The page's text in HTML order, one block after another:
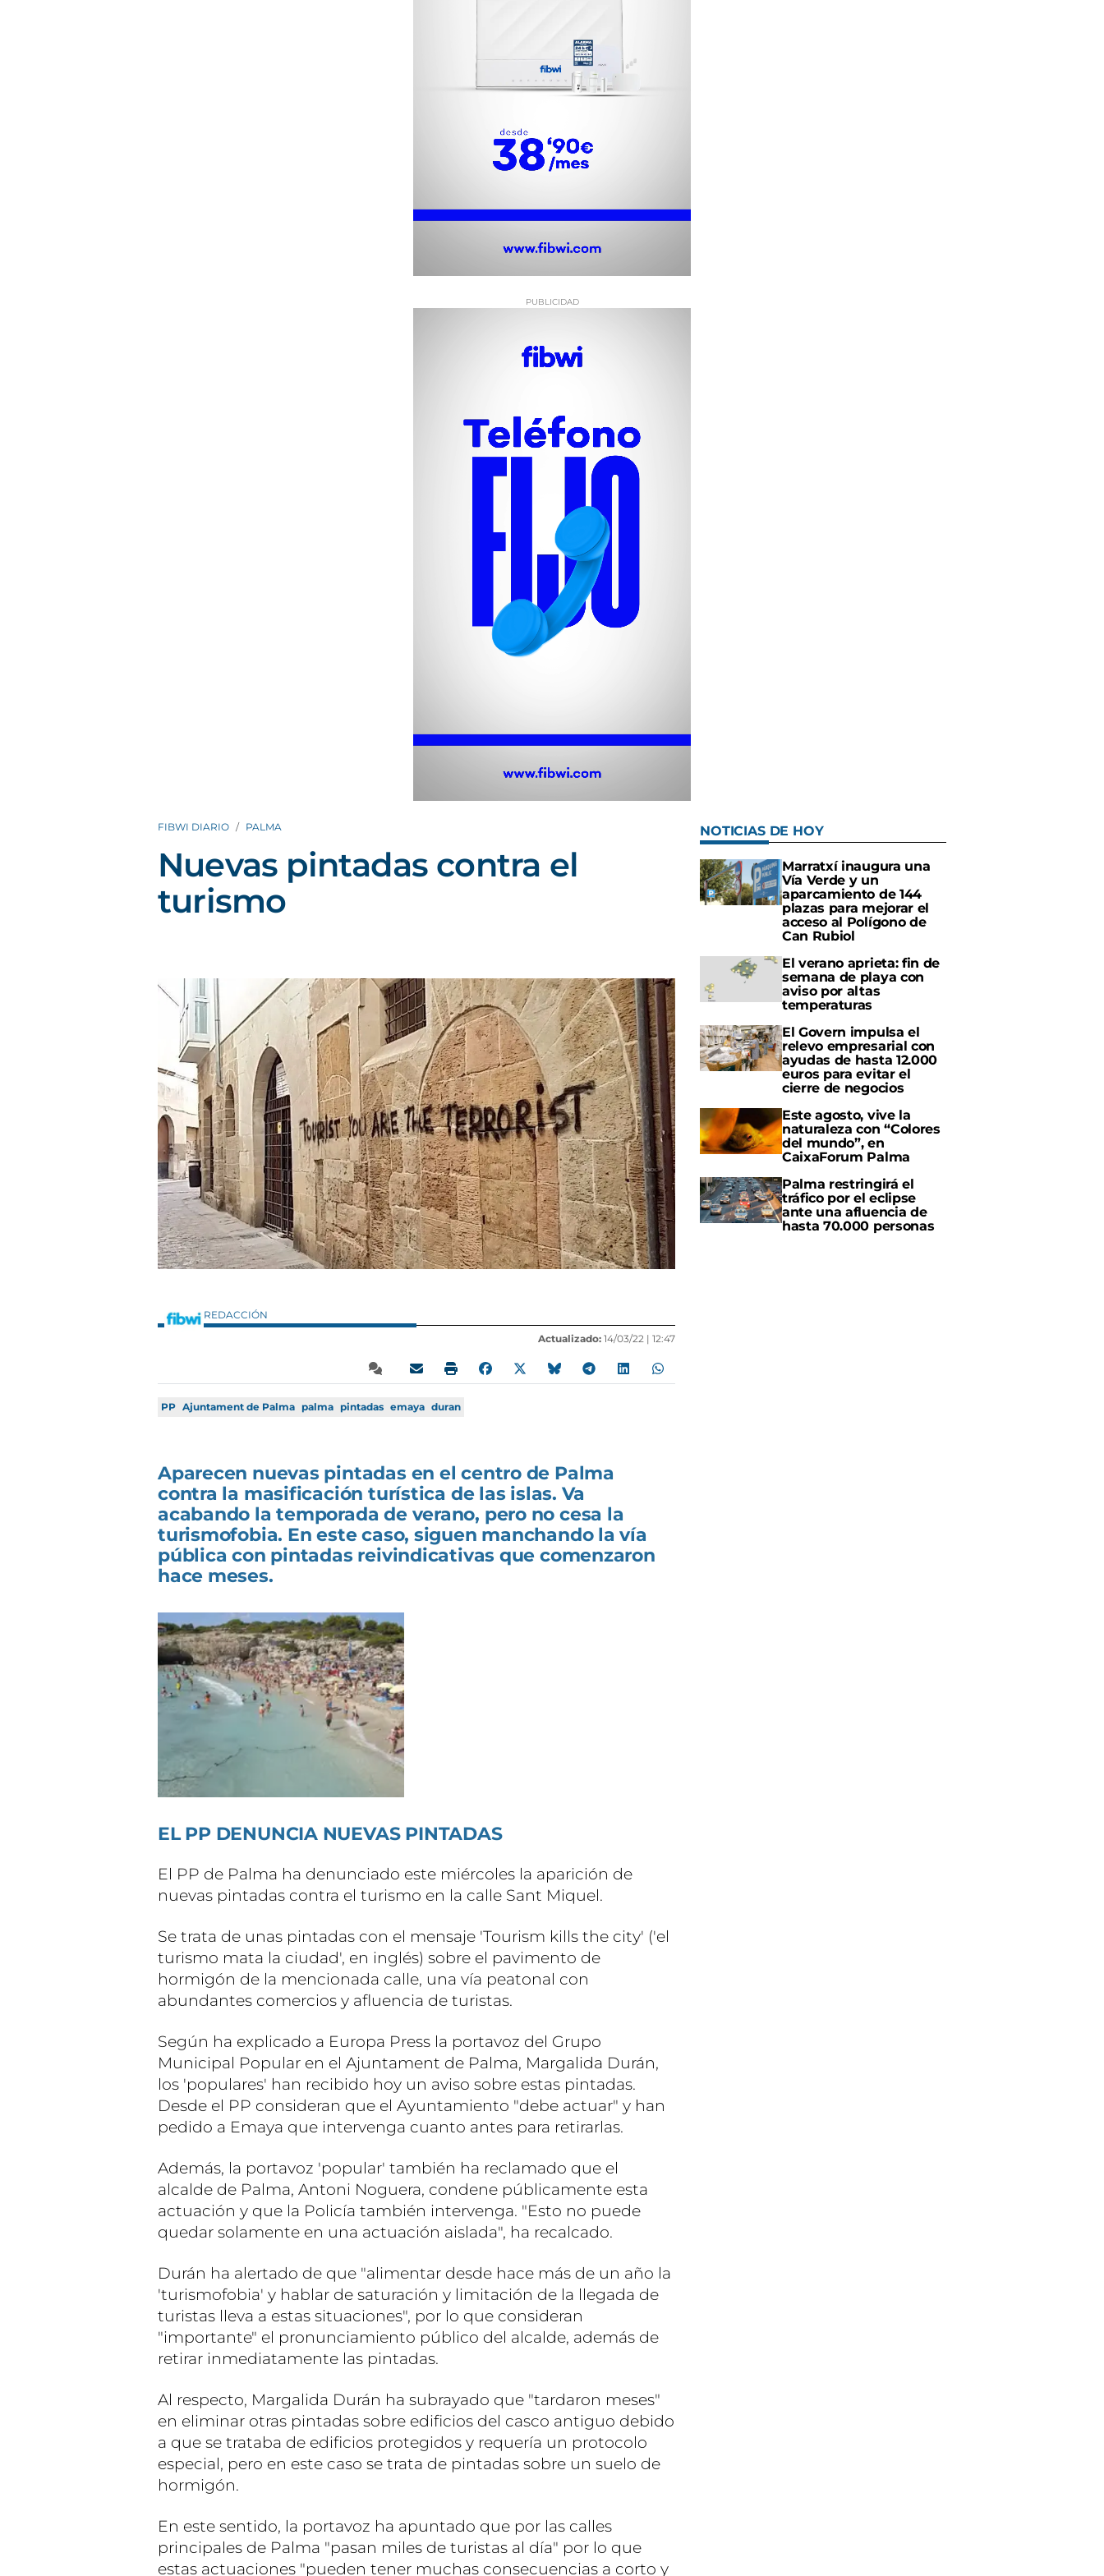
FIBWI DIARIO PALMA
Nuevas pintadas contra el
turismo
REDACCIÓN
Actualizado: 14/03/22 | 12:47
PP Ajuntament de Palma palma pintadas emaya duran
Aparecen nuevas pintadas en el centro de Palma
contra la masificación turística de las islas. Va
acabando la temporada de verano, pero no cesa la
turismofobia. En este caso, siguen manchando la vía
pública con pintadas reivindicativas que comenzaron
hace meses.
EL PP DENUNCIA NUEVAS PINTADAS
El PP de Palma ha denunciado este miércoles la aparición de
nuevas pintadas contra el turismo en la calle Sant Miquel.
Se trata de unas pintadas con el mensaje 'Tourism kills the city' ('el
turismo mata la ciudad', en inglés) sobre el pavimento de
hormigón de la mencionada calle, una vía peatonal con
abundantes comercios y afluencia de turistas.
Según ha explicado a Europa Press la portavoz del Grupo
Municipal Popular en el Ajuntament de Palma, Margalida Durán,
los 'populares' han recibido hoy un aviso sobre estas pintadas.
Desde el PP consideran que el Ayuntamiento "debe actuar" y han
pedido a Emaya que intervenga cuanto antes para retirarlas.
Además, la portavoz 'popular' también ha reclamado que el
alcalde de Palma, Antoni Noguera, condene públicamente esta
actuación y que la Policía también intervenga. "Esto no puede
quedar solamente en una actuación aislada", ha recalcado.
Durán ha alertado de que "alimentar desde hace más de un año la
'turismofobia' y hablar de saturación y limitación de la llegada de
turistas lleva a estas situaciones", por lo que consideran
"importante" el pronunciamiento público del alcalde, además de
retirar inmediatamente las pintadas.
Al respecto, Margalida Durán ha subrayado que "tardaron meses"
en eliminar otras pintadas sobre edificios del casco antiguo debido
a que se trataba de edificios protegidos y requería un protocolo
especial, pero en este caso se trata de pintadas sobre un suelo de
hormigón.
En este sentido, la portavoz ha apuntado que por las calles
principales de Palma "pasan miles de turistas al día" por lo que
estas actuaciones "pueden tener muchas consecuencias a corto y
NOTICIAS DE HOY
Marratxí inaugura una
Vía Verde y un
aparcamiento de 144
plazas para mejorar el
acceso al Polígono de
Can Rubiol
El verano aprieta: fin de
semana de playa con
aviso por altas
temperaturas
El Govern impulsa el
relevo empresarial con
ayudas de hasta 12.000
euros para evitar el
cierre de negocios
Este agosto, vive la
naturaleza con “Colores
del mundo”, en
CaixaForum Palma
Palma restringirá el
tráfico por el eclipse
ante una afluencia de
hasta 70.000 personas